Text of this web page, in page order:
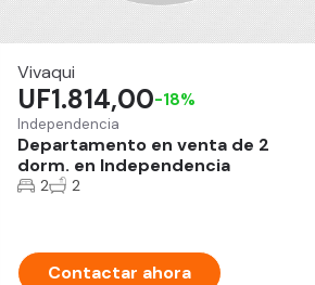
Vivaqui
Independencia
Departamento en venta de 2
dorm. en Independencia
UF1.814,00-18%
2 2
Contactar ahora